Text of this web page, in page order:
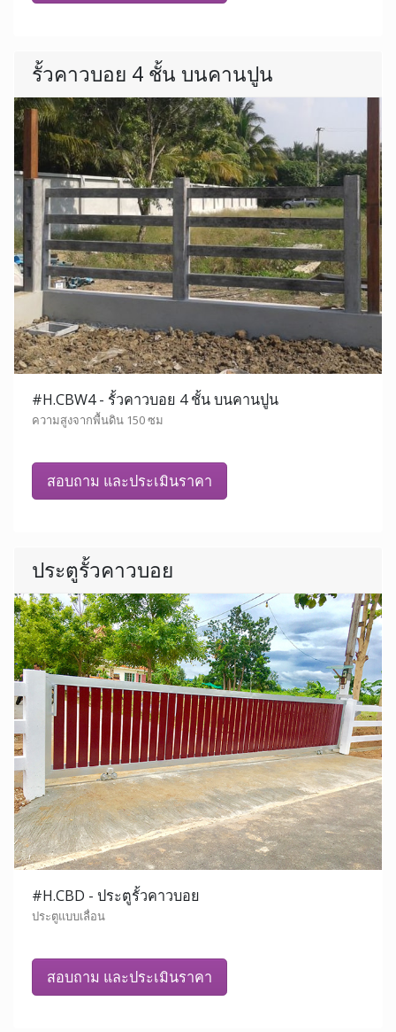
รั้วคาวบอย 4 ชั้น บนคานปูน
#H.CBW4 - รั้วคาวบอย 4 ชั้น บนคานปูน
ความสูงจากพื้นดิน 150 ซม
สอบถาม และประเมินราคา
ประตูรั้วคาวบอย
#H.CBD - ประตูรั้วคาวบอย
ประตูแบบเลื่อน
สอบถาม และประเมินราคา